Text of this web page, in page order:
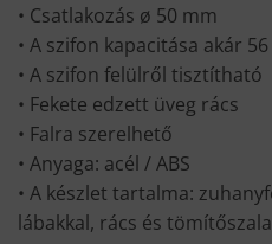
• Csatlakozás ø 50 mm
• A szifon kapacitása akár
• A szifon felülről tisztítható
• Fekete edzett üveg rács
• Falra szerelhető
• Anyaga: acél / ABS
• A készlet tartalma:
lábakkal, rács és